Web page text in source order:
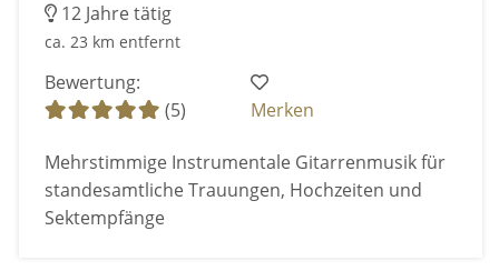
12 Jahre tätig
ca. 23 km entfernt
Bewertung:
(5)
Merken
Mehrstimmige Instrumentale Gitarrenmusik für
standesamtliche Trauungen, Hochzeiten und
Sektempfänge